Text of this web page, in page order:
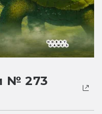
№ 273